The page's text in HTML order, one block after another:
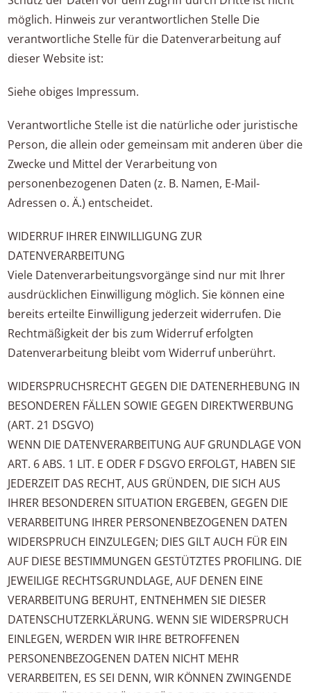
möglich. Hinweis zur verantwortlichen Stelle Die
verantwortliche Stelle für die Datenverarbeitung auf
dieser Website ist:
Siehe obiges Impressum.
Verantwortliche Stelle ist die natürliche oder juristische
Person, die allein oder gemeinsam mit anderen über die
Zwecke und Mittel der Verarbeitung von
personenbezogenen Daten (z. B. Namen, E-Mail-
Adressen o. Ä.) entscheidet.
WIDERRUF IHRER EINWILLIGUNG ZUR
DATENVERARBEITUNG
Viele Datenverarbeitungsvorgänge sind nur mit Ihrer
ausdrücklichen Einwilligung möglich. Sie können eine
bereits erteilte Einwilligung jederzeit widerrufen. Die
Rechtmäßigkeit der bis zum Widerruf erfolgten
Datenverarbeitung bleibt vom Widerruf unberührt.
WIDERSPRUCHSRECHT GEGEN DIE DATENERHEBUNG IN
BESONDEREN FÄLLEN SOWIE GEGEN DIREKTWERBUNG
(ART. 21 DSGVO)
WENN DIE DATENVERARBEITUNG AUF GRUNDLAGE VON
ART. 6 ABS. 1 LIT. E ODER F DSGVO ERFOLGT, HABEN SIE
JEDERZEIT DAS RECHT, AUS GRÜNDEN, DIE SICH AUS
IHRER BESONDEREN SITUATION ERGEBEN, GEGEN DIE
VERARBEITUNG IHRER PERSONENBEZOGENEN DATEN
WIDERSPRUCH EINZULEGEN; DIES GILT AUCH FÜR EIN
AUF DIESE BESTIMMUNGEN GESTÜTZTES PROFILING. DIE
JEWEILIGE RECHTSGRUNDLAGE, AUF DENEN EINE
VERARBEITUNG BERUHT, ENTNEHMEN SIE DIESER
DATENSCHUTZERKLÄRUNG. WENN SIE WIDERSPRUCH
EINLEGEN, WERDEN WIR IHRE BETROFFENEN
PERSONENBEZOGENEN DATEN NICHT MEHR
VERARBEITEN, ES SEI DENN, WIR KÖNNEN ZWINGENDE